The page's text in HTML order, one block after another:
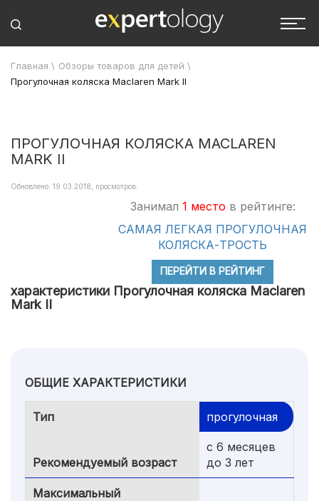
Главная \ Обзоры товаров для детей \
Прогулочная коляска Maclaren Mark II
ПРОГУЛОЧНАЯ КОЛЯСКА MACLAREN
MARK II
Обновлено: 19.03.2018, просмотров:
Занимал 1 место в рейтинге:
САМАЯ ЛЕГКАЯ ПРОГУЛОЧНАЯ
КОЛЯСКА-ТРОСТЬ
ПЕРЕЙТИ В РЕЙТИНГ
характеристики Прогулочная коляска Maclaren
Mark II
ОБЩИЕ ХАРАКТЕРИСТИКИ
Тип прогулочная
Рекомендуемый возраст
с 6 месяцев
до 3 лет
Максимальный